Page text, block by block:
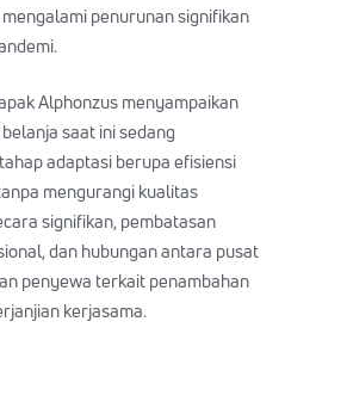
penurunan signifikan
Alphonzus menyampaikan
saat ini sedang
adaptasi berupa efisiensi
mengurangi kualitas
signifikan, pembatasan
dan hubungan antara pusat
penyewa terkait penambahan
kerjasama.